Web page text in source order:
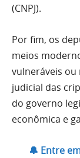
(CNPJ).
Por fim, os
meios
vulneráveis ou
judicial das
do governo
econômica e
🔔 Entre